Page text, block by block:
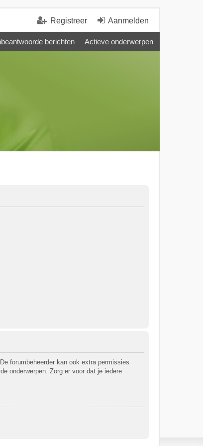
Aanmelden
Registreer
berichten Actieve onderwerpen
forumbeheerder kan ook extra permissies
onderwerpen. Zorg er voor dat je iedere